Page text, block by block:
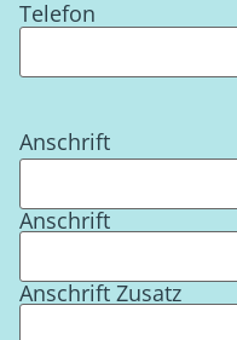
Telefon
Anschrift
Anschrift
Anschrift Zusatz